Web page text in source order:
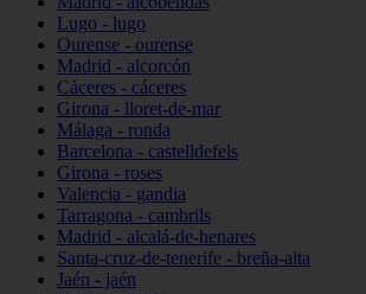
Lugo - lugo
Ourense - ourense
Madrid - alcorcón
Cáceres - cáceres
Girona - lloret-de-mar
Málaga - ronda
Barcelona - castelldefels
Girona - roses
Valencia - gandia
Tarragona - cambrils
Madrid - alcalá-de-henares
Santa-cruz-de-tenerife - breña-alta
Jaén - jaén